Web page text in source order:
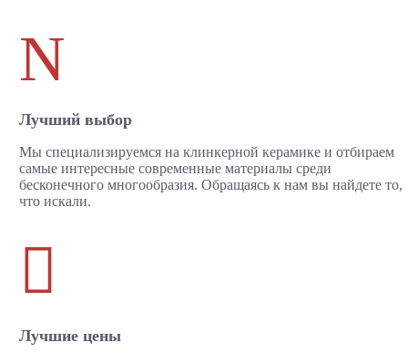
N
Лучший выбор
Мы специализируемся на клинкерной керамике и отбираем
самые интересные современные материалы среди
бесконечного многообразия. Обращаясь к нам вы найдете то,
что искали.

Лучшие цены